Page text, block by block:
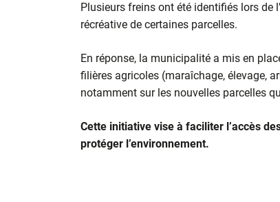
Plusieurs freins ont été identifiés lors de
récréative de certaines parcelles.
En réponse, la municipalité a mis en
filières agricoles (maraîchage, élevage,
notamment sur les nouvelles parcelles
Cette initiative vise à faciliter l’accès
protéger l’environnement.